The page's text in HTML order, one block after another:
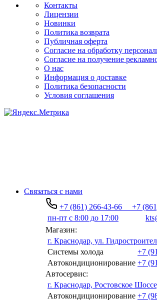
Контакты
Лицензии
Новинки
Политика возврата
Публичная оферта
Согласие на обработку
Согласие на получение
О нас
Информация о доставке
Политика безопасности
Условия соглашения
Связаться с нами
+7 (861) 266-43-66
+7
пн-пт с 8:00 до 17:00
Магазин:
г. Краснодар, ул.
Системы холода
+7
Автокондиционирование +7
Автосервис:
г. Краснодар, Ростовское
Автокондиционирование +7